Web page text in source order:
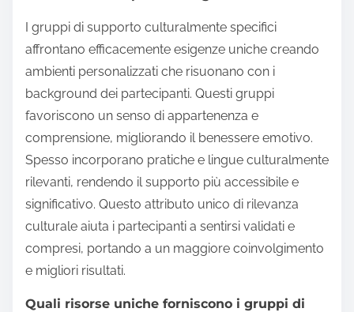
I gruppi di supporto culturalmente specifici
affrontano efficacemente esigenze uniche creando
ambienti personalizzati che risuonano con i
background dei partecipanti. Questi gruppi
favoriscono un senso di appartenenza e
comprensione, migliorando il benessere emotivo.
Spesso incorporano pratiche e lingue culturalmente
rilevanti, rendendo il supporto più accessibile e
significativo. Questo attributo unico di rilevanza
culturale aiuta i partecipanti a sentirsi validati e
compresi, portando a un maggiore coinvolgimento
e migliori risultati.
Quali risorse uniche forniscono i gruppi di